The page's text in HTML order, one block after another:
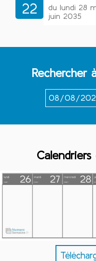
22
du lundi 28
juin 2035
Rechercher